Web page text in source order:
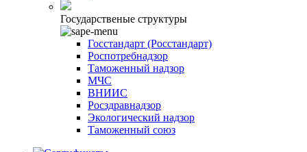
Государственые структуры
Госстандарт (Росстандарт)
Роспотребнадзор
Таможенный надзор
МЧС
ВНИИС
Росздравнадзор
Экологический надзор
Таможенный союз